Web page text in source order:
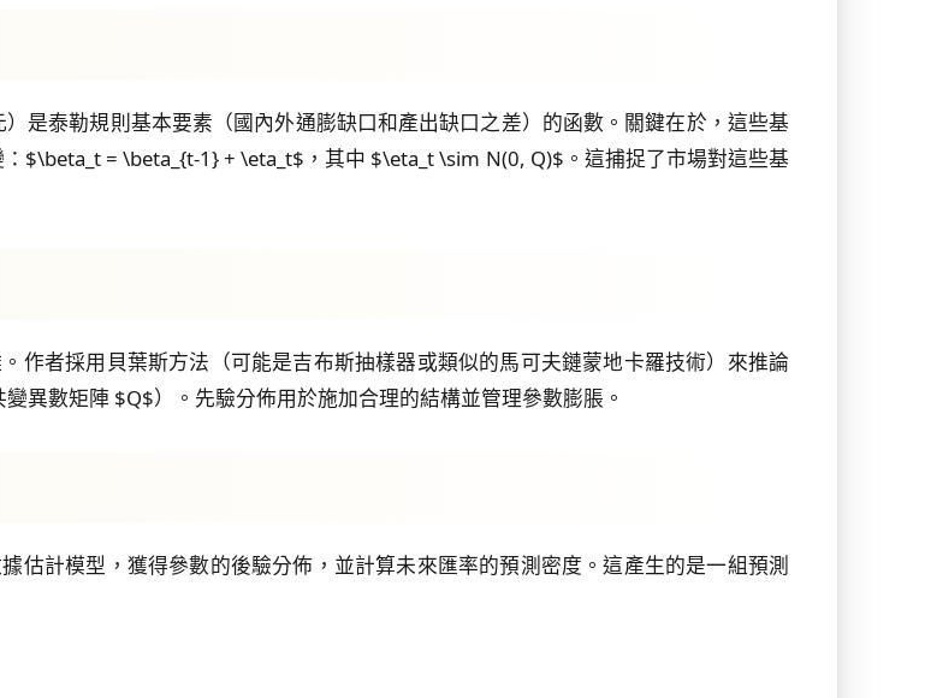
是泰勒規則基本要素（國內外通膨缺口和產出缺口之差）的函數。關鍵在於，這些基
$\beta_t = \beta_{t-1} + \eta_t$，其中 $\eta_t \sim N(0, Q)$。這捕捉了市場對這些基
作者採用貝葉斯方法（可能是吉布斯抽樣器或類似的馬可夫鏈蒙地卡羅技術）來推論
異數矩陣 $Q$）。先驗分佈用於施加合理的結構並管理參數膨脹。
估計模型，獲得參數的後驗分佈，並計算未來匯率的預測密度。這產生的是一組預測